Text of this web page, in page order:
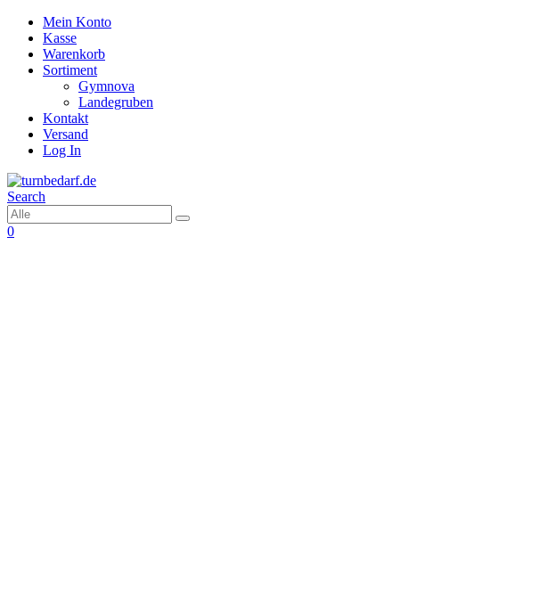
Mein Konto
Kasse
Warenkorb
Sortiment
Gymnova
Landegruben
Kontakt
Versand
Log In
Search
0